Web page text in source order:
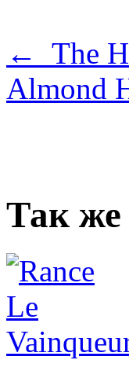
← The
Almond
Так же